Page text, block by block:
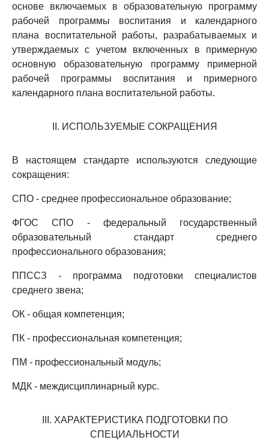
основе включаемых в образовательную программу
рабочей программы воспитания и календарного
плана воспитательной работы, разрабатываемых и
утверждаемых с учетом включенных в примерную
основную образовательную программу примерной
рабочей программы воспитания и примерного
календарного плана воспитательной работы.
II. ИСПОЛЬЗУЕМЫЕ СОКРАЩЕНИЯ
В настоящем стандарте используются следующие
сокращения:
СПО - среднее профессиональное образование;
ФГОС СПО - федеральный государственный
образовательный стандарт среднего
профессионального образования;
ППССЗ - программа подготовки специалистов
среднего звена;
ОК - общая компетенция;
ПК - профессиональная компетенция;
ПМ - профессиональный модуль;
МДК - междисциплинарный курс.
III. ХАРАКТЕРИСТИКА ПОДГОТОВКИ ПО
СПЕЦИАЛЬНОСТИ